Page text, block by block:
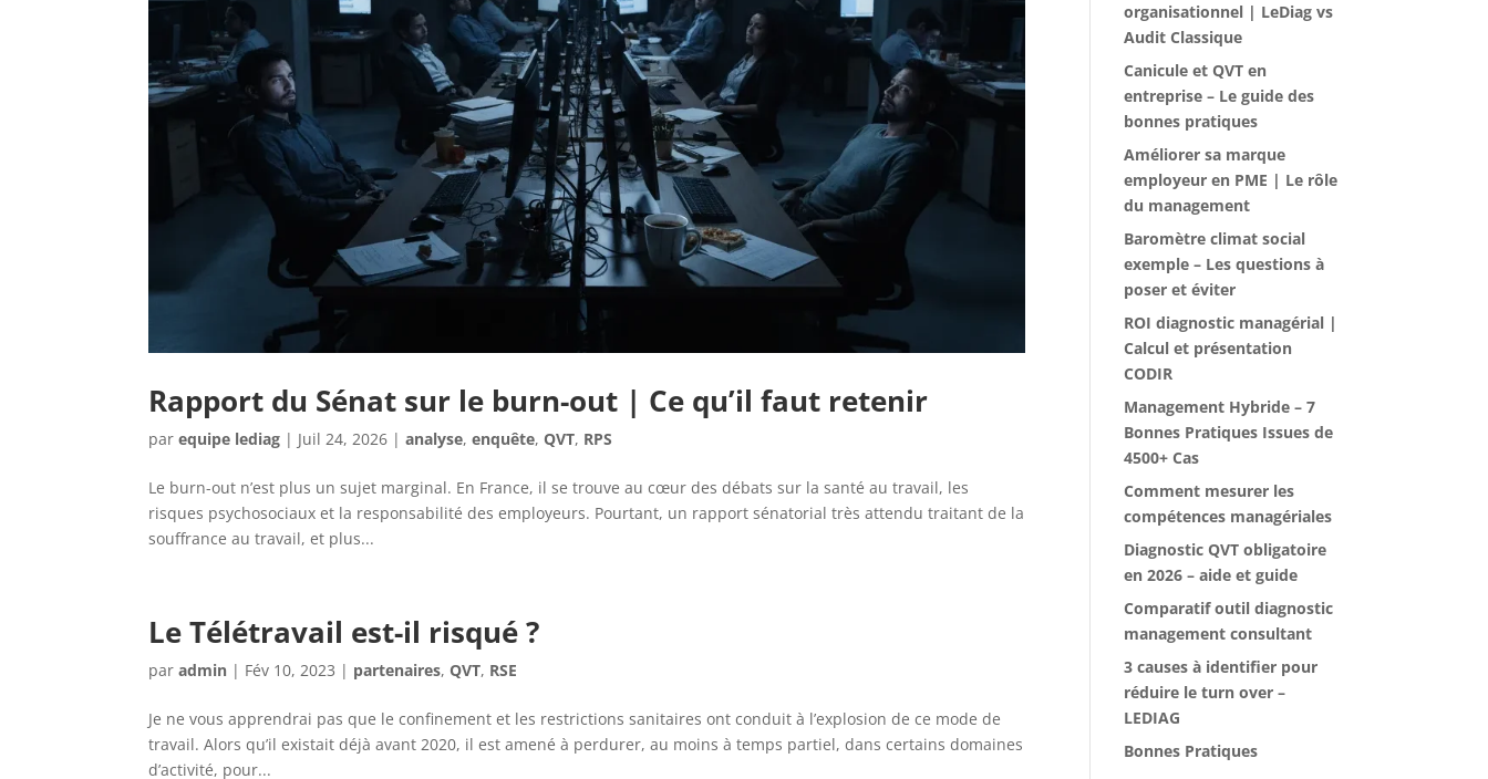
Rapport du Sénat sur le burn-out | Ce qu’il faut retenir
parequipe lediag | Juil 24, 2026 |analyse,enquête,QVT, RPS
Le burn-out n’est plus un sujet marginal. En France, il se trouve au cœur des débats sur la santé au travail, les
risques psychosociaux et la responsabilité des employeurs. Pourtant, un rapport sénatorial très attendu traitant de la
souffrance au travail, et plus...
Le Télétravail est-il risqué ?
paradmin | Fév 10, 2023 | partenaires,QVT, RSE
Je ne vous apprendrai pas que le confinement et les restrictions sanitaires ont conduit à l’explosion de ce mode de
travail. Alors qu’il existait déjà avant 2020, il est amené à perdurer, au moins à temps partiel, dans certains domaines
d’activité, pour...
organisationnel | LeDiag vs
Audit Classique
Canicule et QVT en
entreprise – Le guide des
bonnes pratiques
Améliorer sa marque
employeur en PME | Le rôle
du management
Baromètre climat social
exemple – Les questions à
poser et éviter
ROI diagnostic managérial |
Calcul et présentation
CODIR
Management Hybride – 7
Bonnes Pratiques Issues de
4500+ Cas
Comment mesurer les
compétences managériales
Diagnostic QVT obligatoire
en 2026 – aide et guide
Comparatif outil diagnostic
management consultant
3 causes à identifier pour
réduire le turn over –
LEDIAG
Bonnes Pratiques